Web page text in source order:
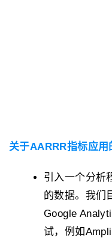
关于AARRR指标应用
引入一个分析
的数据。我们
Google
试，例如